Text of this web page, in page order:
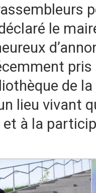
le
de
lieu vivant
à la